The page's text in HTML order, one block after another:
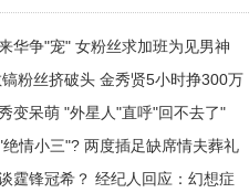
华争"宠" 女粉丝求加班为见男神
粉丝挤破头 金秀贤5小时挣300万
变呆萌 "外星人"直呼"回不去了"
情小三"? 两度插足缺席情夫葬礼
霆锋冠希？ 经纪人回应：幻想症